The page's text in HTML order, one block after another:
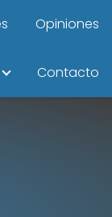
Opiniones
Contacto